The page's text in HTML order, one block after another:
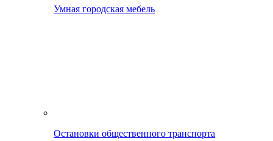
Умная городская мебель
Остановки общественного транспорта